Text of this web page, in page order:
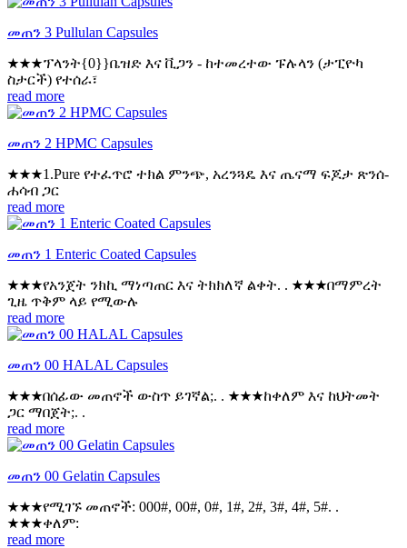
መጠን 3 Pullulan Capsules
★★★ፕላንት{0}}ቤዝድ እና ቪጋን - ከተመረተው ፑሉላን (ታፒዮካ
ስታርች) የተሰራ፣
read more
መጠን 2 HPMC Capsules
★★★1.Pure የተፈጥሮ ተክል ምንጭ, አረንጓዴ እና ጤናማ ፍጆታ ጽንሰ-
ሐሳብ ጋር
read more
መጠን 1 Enteric Coated Capsules
★★★የአንጀት ንክኪ ማነጣጠር እና ትክክለኛ ልቀት. . ★★★በማምረት
ጊዜ ጥቅም ላይ የሚውሉ
read more
መጠን 00 HALAL Capsules
★★★በሰፊው መጠኖች ውስጥ ይገኛል;. . ★★★ከቀለም እና ከህትመት
ጋር ማበጀት;. .
read more
መጠን 00 Gelatin Capsules
★★★የሚገኙ መጠኖች: 000#, 00#, 0#, 1#, 2#, 3#, 4#, 5#. .
★★★ቀለም:
read more